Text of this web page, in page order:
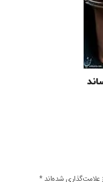
علامت‌گذاری شده‌اند*